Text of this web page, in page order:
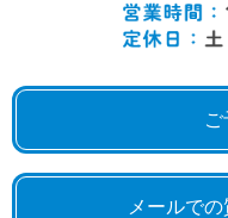
メールで